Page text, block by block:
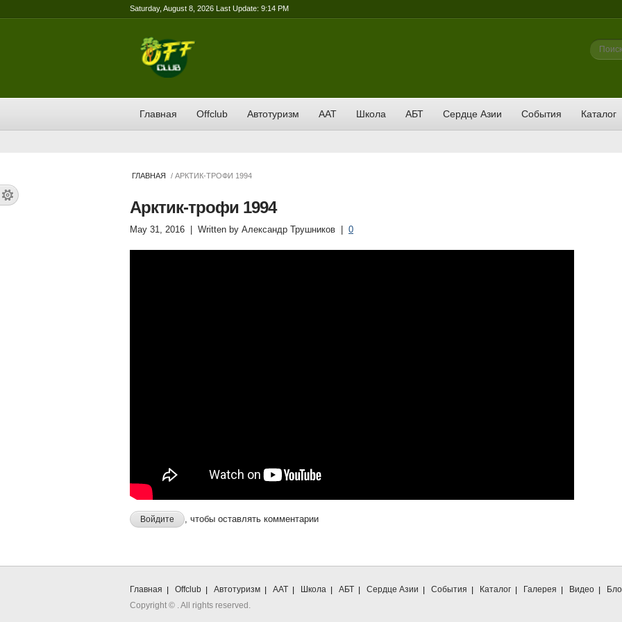
Saturday, August 8, 2026 Last Update: 9:14 PM
Поиск
Главная Offclub Автотуризм ААТ Школа АБТ Сердце Азии События Каталог
ГЛАВНАЯ / АРКТИК-ТРОФИ 1994
Арктик-трофи 1994
May 31, 2016 | Written by Александр Трушников 0
Войдите , чтобы оставлять комментарии
Главная Offclub Автотуризм ААТ Школа АБТ Сердце Азии События Каталог Галерея Видео
Copyright © . All rights reserved.